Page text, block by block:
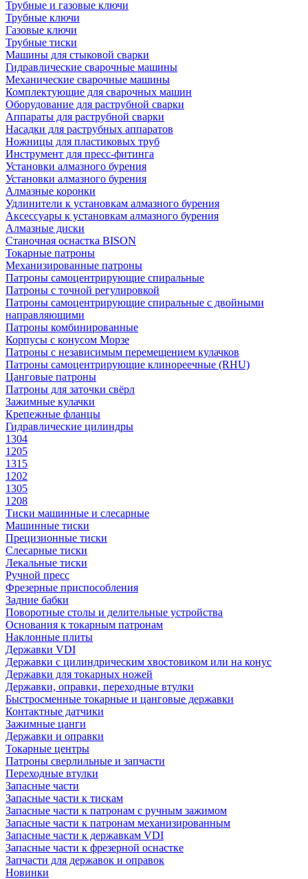
Трубные и газовые ключи
Трубные ключи
Газовые ключи
Трубные тиски
Машины для стыковой сварки
Гидравлические сварочные машины
Механические сварочные машины
Комплектующие для сварочных машин
Оборудование для раструбной сварки
Аппараты для раструбной сварки
Насадки для раструбных аппаратов
Ножницы для пластиковых труб
Инструмент для пресс-фитинга
Установки алмазного бурения
Установки алмазного бурения
Алмазные коронки
Удлинители к установкам алмазного бурения
Аксессуары к установкам алмазного бурения
Алмазные диски
Станочная оснастка BISON
Токарные патроны
Механизированные патроны
Патроны самоцентрирующие спиральные
Патроны с точной регулировкой
Патроны самоцентрирующие спиральные с двойными
направляющими
Патроны комбинированные
Корпусы с конусом Морзе
Патроны с независимым перемещением кулачков
Патроны самоцентрирующие клинореечные (RHU)
Цанговые патроны
Патроны для заточки свёрл
Зажимные кулачки
Крепежные фланцы
Гидравлические цилиндры
1304
1205
1315
1202
1305
1208
Тиски машинные и слесарные
Машинные тиски
Прецизионные тиски
Слесарные тиски
Лекальные тиски
Ручной пресс
Фрезерные приспособления
Задние бабки
Поворотные столы и делительные устройства
Основания к токарным патронам
Наклонные плиты
Державки VDI
Державки с цилиндрическим хвостовиком или на конус
Державки для токарных ножей
Державки, оправки, переходные втулки
Быстросменные токарные и цанговые державки
Контактные датчики
Зажимные цанги
Державки и оправки
Токарные центры
Патроны сверлильные и запчасти
Переходные втулки
Запасные части
Запасные части к тискам
Запасные части к патронам с ручным зажимом
Запасные части к патронам механизированным
Запасные части к державкам VDI
Запасные части к фрезерной оснастке
Запчасти для державок и оправок
Новинки